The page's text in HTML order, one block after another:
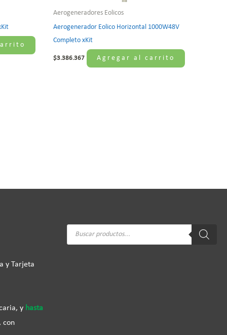
Aerogeneradores Eolicos
Aerogenerador Eolico Horizontal 1000W48V
Completo xKit
$3.386.367 Agregar al carrito
y Tarjeta
y hasta
con
Búsqueda
productos